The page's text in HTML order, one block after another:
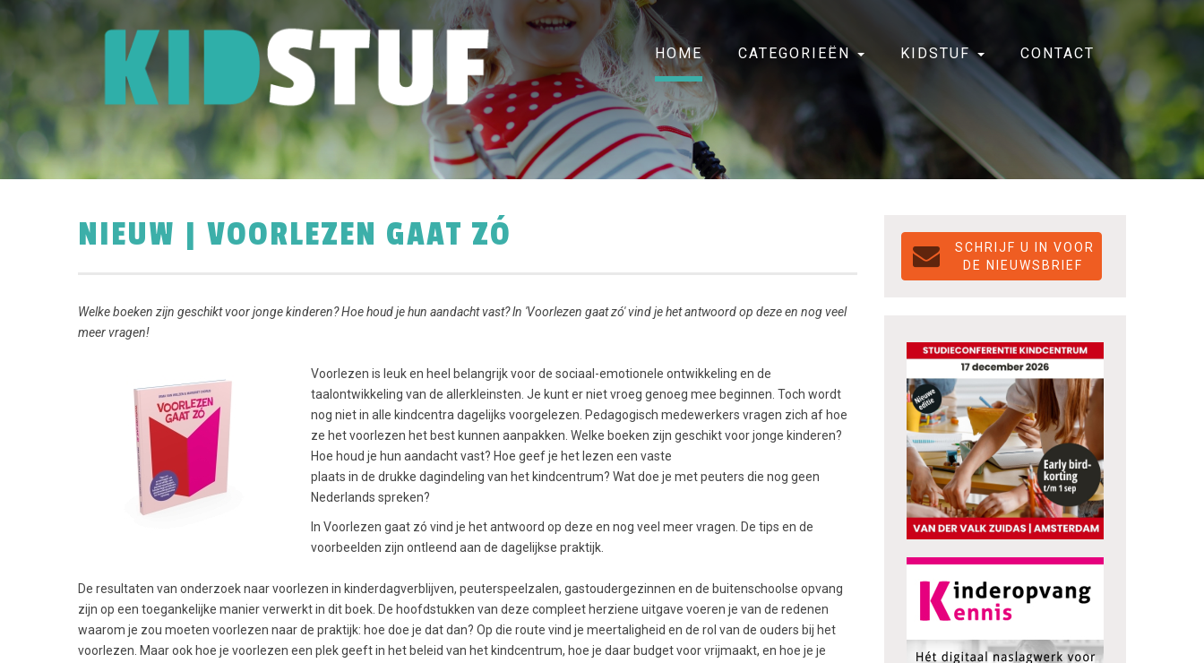
HOME CATEGORIEËN KIDSTUF CONTACT
NIEUW | VOORLEZEN GAAT ZÓ
Welke boeken zijn geschikt voor jonge kinderen? Hoe houd je hun aandacht vast? ln 'Voorlezen gaat zó' vind je het antwoord op deze en nog veel
meer vragen!
Voorlezen is leuk en heel belangrijk voor de sociaal-emotionele ontwikkeling en de
taalontwikkeling van de allerkleinsten. Je kunt er niet vroeg genoeg mee beginnen. Toch wordt
nog niet in alle kindcentra dagelijks voorgelezen. Pedagogisch medewerkers vragen zich af hoe
ze het voorlezen het best kunnen aanpakken. Welke boeken zijn geschikt voor jonge kinderen?
Hoe houd je hun aandacht vast? Hoe geef je het lezen een vaste
plaats in de drukke dagindeling van het kindcentrum? Wat doe je met peuters die nog geen
Nederlands spreken?
In Voorlezen gaat zó vind je het antwoord op deze en nog veel meer vragen. De tips en de
voorbeelden zijn ontleend aan de dagelijkse praktijk.
De resultaten van onderzoek naar voorlezen in kinderdagverblijven, peuterspeelzalen, gastoudergezinnen en de buitenschoolse opvang
zijn op een toegankelijke manier verwerkt in dit boek. De hoofdstukken van deze compleet herziene uitgave voeren je van de redenen
waarom je zou moeten voorlezen naar de praktijk: hoe doe je dat dan? Op die route vind je meertaligheid en de rol van de ouders bij het
voorlezen. Maar ook hoe je voorlezen een plek geeft in het beleid van het kindcentrum, hoe je daar budget voor vrijmaakt, en hoe je je
DE NIEUWSBRIEF